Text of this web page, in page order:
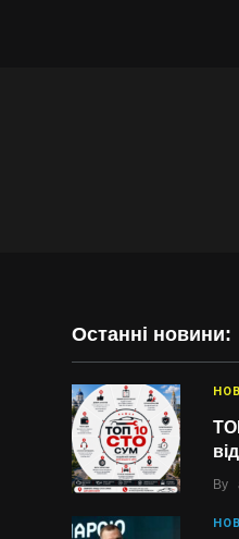
Останні новини:
By